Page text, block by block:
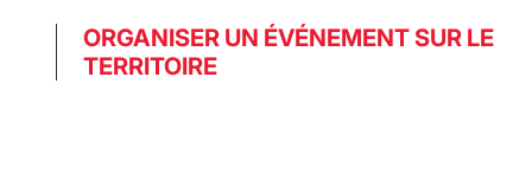
ORGANISER UN ÉVÉNEMENT SUR LE
TERRITOIRE